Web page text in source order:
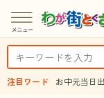
注目ワード お中元当日